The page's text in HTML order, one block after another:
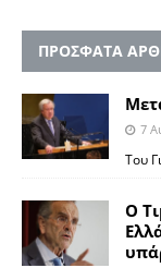
ΠΡΟΣΦΑΤΑ
7
Του
Ο